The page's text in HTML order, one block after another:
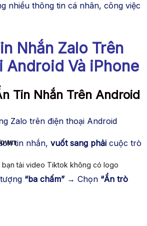
bạn tải video Tiktok không có logo
nhiều thông tin cá nhân, công việc
Nhắn Zalo Trên
Android Và iPhone
Tin Nhắn Trên Android
Zalo trên điện thoại Android
tin nhắn, vuốt sang phải cuộc trò
“ba chấm” → Chọn “Ẩn trò